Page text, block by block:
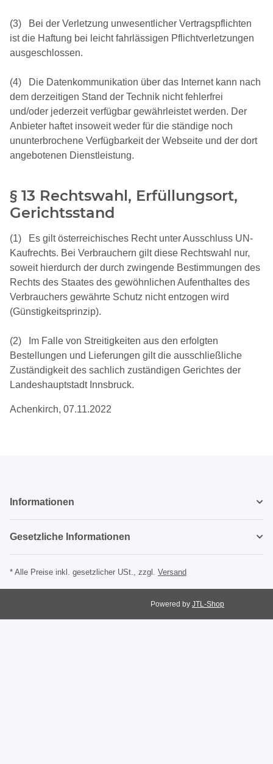
(3) Bei der Verletzung unwesentlicher Vertragspflichten
ist die Haftung bei leicht fahrlässigen Pflichtverletzungen
ausgeschlossen.
(4) Die Datenkommunikation über das Internet kann nach
dem derzeitigen Stand der Technik nicht fehlerfrei
und/oder jederzeit verfügbar gewährleistet werden. Der
Anbieter haftet insoweit weder für die ständige noch
ununterbrochene Verfügbarkeit der Webseite und der dort
angebotenen Dienstleistung.
§ 13 Rechtswahl, Erfüllungsort,
Gerichtsstand
(1) Es gilt österreichisches Recht unter Ausschluss UN-
Kaufrechts. Bei Verbrauchern gilt diese Rechtswahl nur,
soweit hierdurch der durch zwingende Bestimmungen des
Rechts des Staates des gewöhnlichen Aufenthaltes des
Verbrauchers gewährte Schutz nicht entzogen wird
(Günstigkeitsprinzip).
(2) Im Falle von Streitigkeiten aus den erfolgten
Bestellungen und Lieferungen gilt die ausschließliche
Zuständigkeit des sachlich zuständigen Gerichtes der
Landeshauptstadt Innsbruck.
Achenkirch, 07.11.2022
Informationen
Gesetzliche Informationen
* Alle Preise inkl. gesetzlicher USt., zzgl. Versand
Powered by JTL-Shop